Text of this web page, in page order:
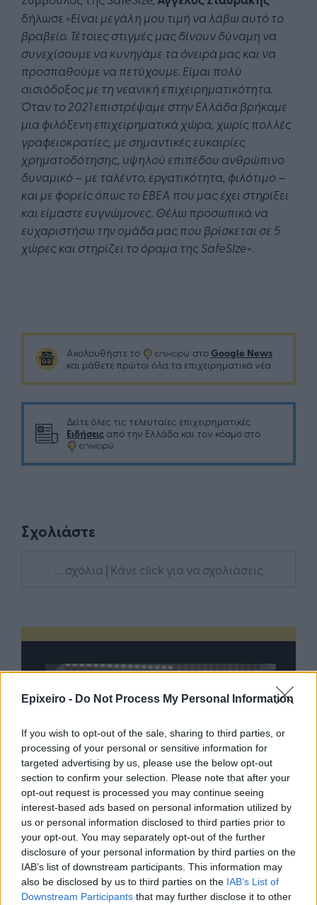
Epixeiro - Do Not Process My Personal Information
If you wish to opt-out of the sale, sharing to third parties, or
processing of your personal or sensitive information for
targeted advertising by us, please use the below opt-out
section to confirm your selection. Please note that after your
opt-out request is processed you may continue seeing
interest-based ads based on personal information utilized by
us or personal information disclosed to third parties prior to
your opt-out. You may separately opt-out of the further
disclosure of your personal information by third parties on the
IAB’s list of downstream participants. This information may
also be disclosed by us to third parties on the IAB’s List of
Downstream Participants that may further disclose it to other
δήλωσε «Είναι μεγάλη μου τιμή να λάβω αυτό το
βραβείο. Τέτοιες στιγμές μας δίνουν δύναμη να
συνεχίσουμε να κυνηγάμε τα όνειρά μας και να
προσπαθούμε να πετύχουμε. Είμαι πολύ
αισιόδοξος με τη νεανική επιχειρηματικότητα.
Όταν το 2021 επιστρέψαμε στην Ελλάδα βρήκαμε
μια φιλόξενη επιχειρηματικά χώρα, χωρίς πολλές
γραφειοκρατίες, με σημαντικές ευκαιρίες
χρηματοδότησης, υψηλού επιπέδου ανθρώπινο
δυναμικό – με ταλέντο, εργατικότητα, φιλότιμο –
και με φορείς όπως το ΕΒΕΑ που μας έχει στηρίξει
και είμαστε ευγνώμονες. Θέλω προσωπικά να
ευχαριστήσω την ομάδα μας που βρίσκεται σε 5
χώρες και στηρίζει το όραμα της SafeSIze».
Ακολουθήστε το στο Google News
και μάθετε πρώτοι όλα τα επιχειρηματικά νέα
Δείτε όλες τις τελευταίες επιχειρηματικές
Ειδήσεις από την Ελλάδα και τον κόσμο στο
Σχολιάστε
... σχόλια | Κάνε click για να σχολιάσεις